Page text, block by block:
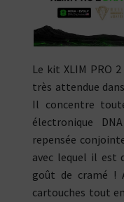
Le kit XLIM PRO
très attendue
Il concentre
électronique
repensée
avec lequel il est
goût de cramé !
cartouches tout